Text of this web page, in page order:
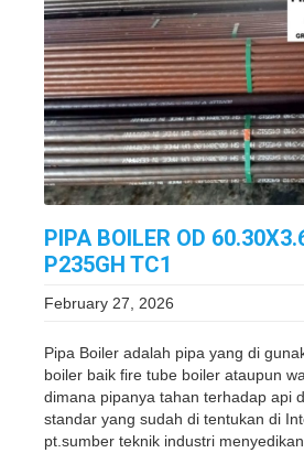
PIPA BOILER OD
P235GH TC1
February 27, 2026
Pipa Boiler adalah pipa yang di
boiler baik fire tube boiler ataupun
dimana pipanya tahan terhadap api
standar yang sudah di tentukan di
pt.sumber teknik industri